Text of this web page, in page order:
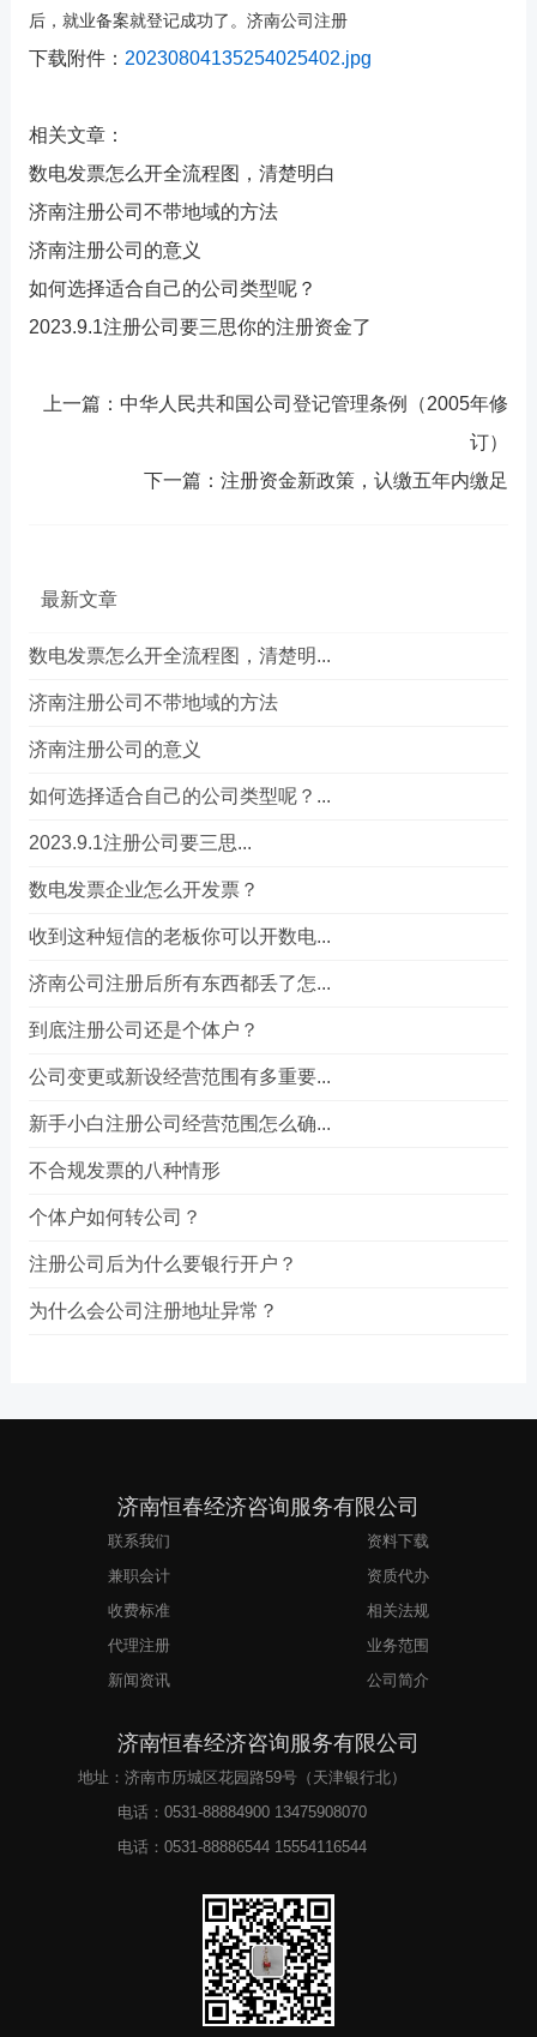
后，就业备案就登记成功了。 济南公司注册
下载附件： 20230804135254025402.jpg
相关文章：
数电发票怎么开全流程图，清楚明白
济南注册公司不带地域的方法
济南注册公司的意义
如何选择适合自己的公司类型呢？
2023.9.1注册公司要三思你的注册资金了
上一篇： 中华人民共和国公司登记管理条例（2005年修
订）
下一篇：注册资金新政策，认缴五年内缴足
最新文章
数电发票怎么开全流程图，清楚明...
济南注册公司不带地域的方法
济南注册公司的意义
如何选择适合自己的公司类型呢？...
2023.9.1注册公司要三思...
数电发票企业怎么开发票？
收到这种短信的老板你可以开数电...
济南公司注册后所有东西都丢了怎...
到底注册公司还是个体户？
公司变更或新设经营范围有多重要...
新手小白注册公司经营范围怎么确...
不合规发票的八种情形
个体户如何转公司？
注册公司后为什么要银行开户？
为什么会公司注册地址异常？
济南恒春经济咨询服务有限公司
联系我们
资料下载
兼职会计
资质代办
收费标准
相关法规
代理注册
业务范围
新闻资讯
公司简介
济南恒春经济咨询服务有限公司
地址：济南市历城区花园路59号（天津银行北）
电话：0531-88884900 13475908070
电话：0531-88886544 15554116544